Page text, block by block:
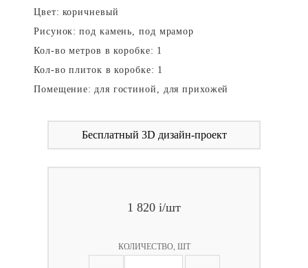
Цвет: коричневый
Рисунок: под камень, под мрамор
Кол-во метров в коробке: 1
Кол-во плиток в коробке: 1
Помещение: для гостиной, для прихожей
Бесплатный 3D дизайн-проект
1 820 i/шт
КОЛИЧЕСТВО, ШТ